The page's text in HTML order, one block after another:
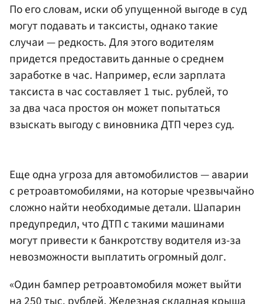
По его словам, иски об упущенной выгоде в суд
могут подавать и таксисты, однако такие
случаи — редкость. Для этого водителям
придется предоставить данные о среднем
заработке в час. Например, если зарплата
таксиста в час составляет 1 тыс. рублей, то
за два часа простоя он может попытаться
взыскать выгоду с виновника ДТП через суд.
Еще одна угроза для автомобилистов — аварии
с ретроавтомобилями, на которые чрезвычайно
сложно найти необходимые детали. Шапарин
предупредил, что ДТП с такими машинами
могут привести к банкротству водителя из-за
невозможности выплатить огромный долг.
«Один бампер ретроавтомобиля может выйти